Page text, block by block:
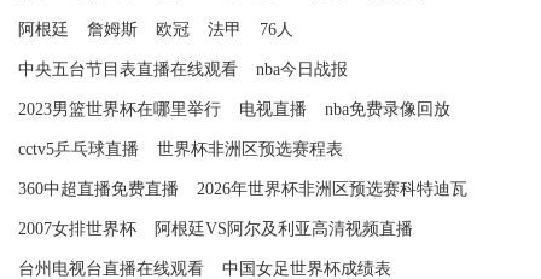
阿根廷 詹姆斯 欧冠 法甲 76人
中央五台节目表直播在线观看 nba今日战报
2023男篮世界杯在哪里举行 电视直播 nba免费录像回放
cctv5乒乓球直播 世界杯非洲区预选赛程表
360中超直播免费直播 2026年世界杯非洲区预选赛科特迪瓦
2007女排世界杯 阿根廷VS阿尔及利亚高清视频直播
台州电视台直播在线观看 中国女足世界杯成绩表